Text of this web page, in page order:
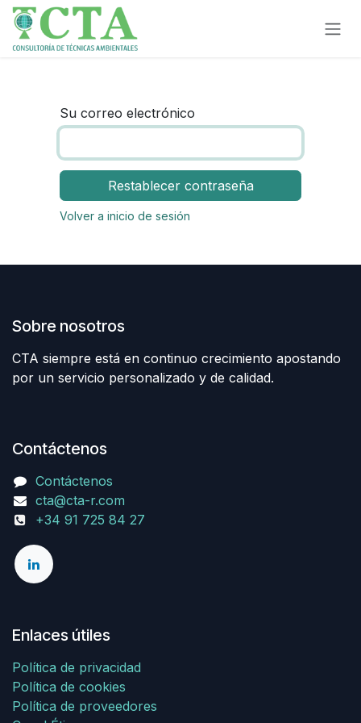
Ir al contenido
Su correo electrónico
Restablecer contraseña
Volver a inicio de sesión
Sobre nosotros
CTA siempre está en continuo crecimiento apostando
por un servicio personalizado y de calidad.
Contáctenos
Contáctenos
cta@cta-r.com
+34 91 725 84 27
Enlaces útiles
Política de privacidad
Política de cookies
Política de proveedores